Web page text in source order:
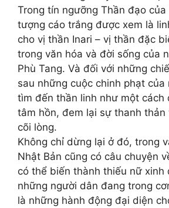
Trong tín ngưỡng Thần đạo của
tượng cáo trắng được xem là
cho vị thần Inari – vị thần đặc
trong văn hóa và đời sống của
Phù Tang. Và đối với những
sau những cuộc chinh phạt của
tìm đến thần linh như một cách
tâm hồn, đem lại sự thanh thản
cõi lòng.
Không chỉ dừng lại ở đó, trong
Nhật Bản cũng có câu chuyện
có thể biến thành thiếu nữ xinh
những người dân đang trong
là những hành động đại diện